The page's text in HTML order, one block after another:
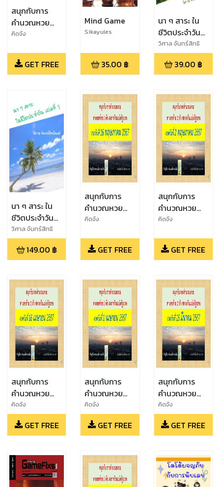
สนุกกับการ
คำนวณหวย
งวดวันที่ 1
คิดจัง
GET FREE
Mind Game
Sikayules
35.00 ฿
นา ๆ สาระ ใน
ชีวิตประจำวัน
เล่มที่ 2
วิศาล จันทร์สิทธิ
พงศ์
39.00 ฿
นา ๆ สาระ ใน
ชีวิตประจำวัน
เล่มที่ 1
วิศาล จันทร์สิทธิ
พงศ์
149.00 ฿
สนุกกับการ
คำนวณหวย
งวดวันที่ 16
2567
คิดจัง
GET FREE
สนุกกับการ
คำนวณหวย
งวดวันที่ 2
2567
คิดจัง
GET FREE
สนุกกับการ
คำนวณหวย
งวดวันที่ 16
เมษายน 2567
คิดจัง
GET FREE
สนุกกับการ
คำนวณหวย
งวดวันที่ 1
เมษายน 2567
คิดจัง
GET FREE
สนุกกับการ
คำนวณหวย
งวดวันที่ 16
มีนาคม 2567
คิดจัง
GET FREE